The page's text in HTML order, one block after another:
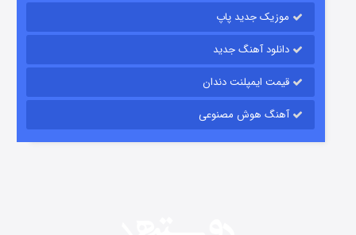
زیرزمین
موزیک جدید پاپ
دانلود آهنگ جدید
قیمت ایمپلنت دندان
آهنگ هوش مصنوعی